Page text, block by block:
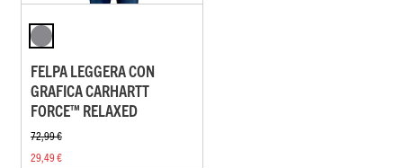
FELPA LEGGERA CON
GRAFICA CARHARTT
FORCE™ RELAXED
72,99 €
29,49 €